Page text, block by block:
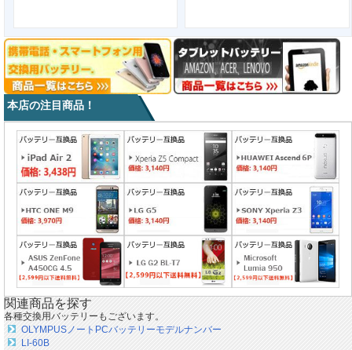
本店の注目商品！
関連商品を探す
各種交換用バッテリーもございます。
OLYMPUSノートPCバッテリーモデルナンバー
LI-60B